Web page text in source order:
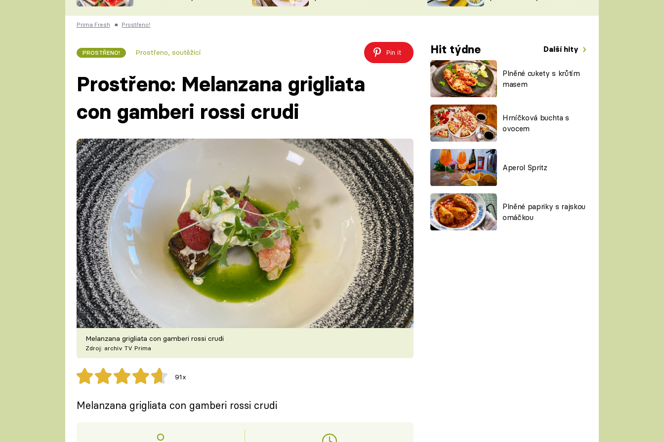
ČESKO NA TALÍŘI
KUCHAŘKA
VYCHYTÁVKY
ŠÉFREDAKTORKY
ČASOPIS
Prima Fresh ■ Prostřeno!
PROSTŘENO! Prostřeno, soutěžící Pin it Hit týdne Další hity
Plněné cukety s krůtím
masem
Hrníčková buchta s
ovocem
Aperol Spritz
Plněné papriky s rajskou
omáčkou
Prostřeno: Melanzana grigliata
con gamberi rossi crudi
Melanzana grigliata con gamberi rossi crudi
Zdroj: archiv TV Prima
91x
Melanzana grigliata con gamberi rossi crudi